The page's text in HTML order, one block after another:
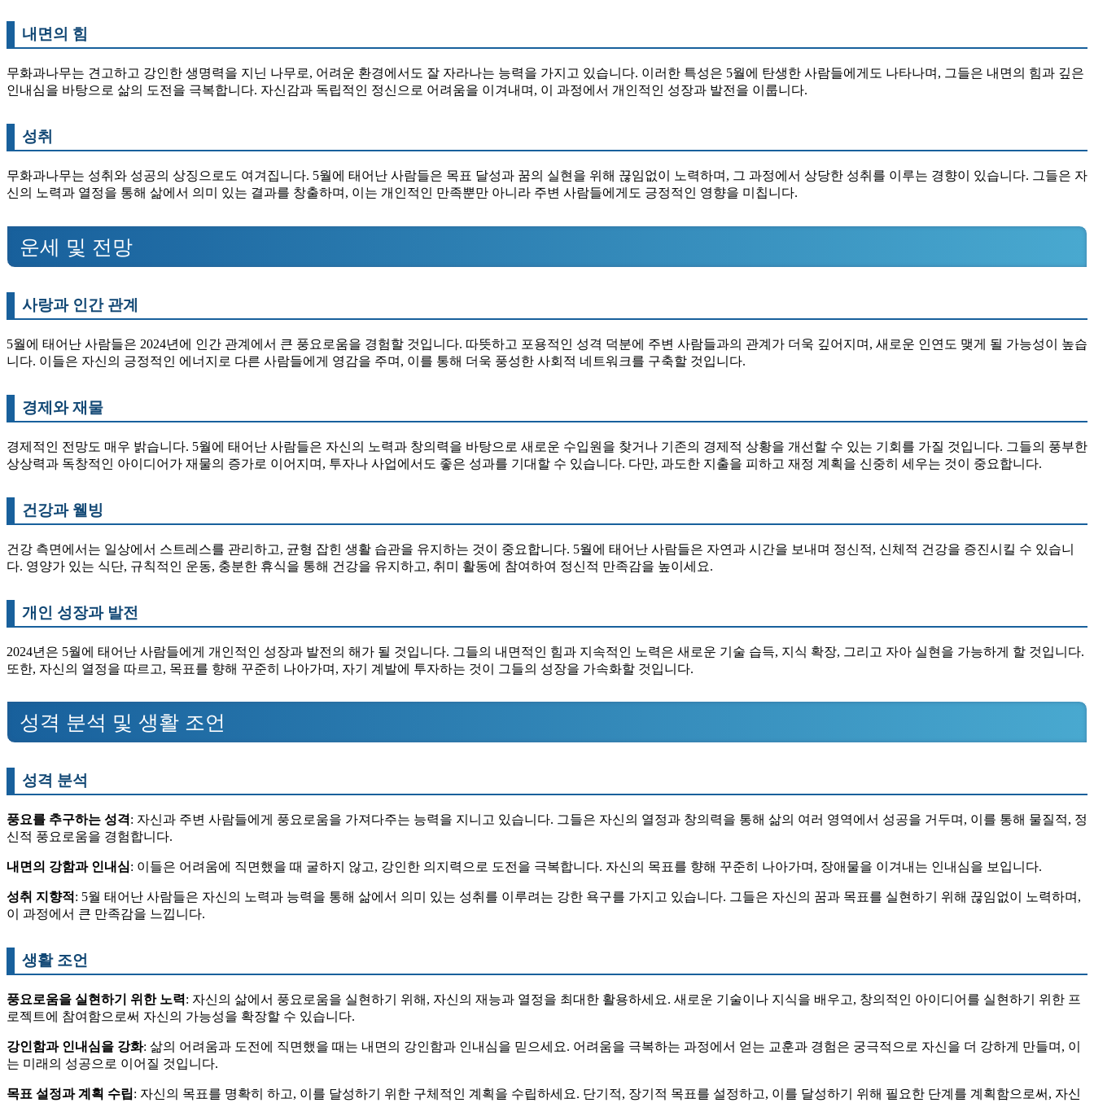
내면의 힘
무화과나무는 견고하고 강인한 생명력을 지닌 나무로, 어려운 환경에서도 잘 자라나는 능력을 가지고 있습니다. 이러한 특성은 5월에 탄생한 사람들에게도 나타나며, 그들은 내면의 힘과 깊은
인내심을 바탕으로 삶의 도전을 극복합니다. 자신감과 독립적인 정신으로 어려움을 이겨내며, 이 과정에서 개인적인 성장과 발전을 이룹니다.
성취
무화과나무는 성취와 성공의 상징으로도 여겨집니다. 5월에 태어난 사람들은 목표 달성과 꿈의 실현을 위해 끊임없이 노력하며, 그 과정에서 상당한 성취를 이루는 경향이 있습니다. 그들은 자
신의 노력과 열정을 통해 삶에서 의미 있는 결과를 창출하며, 이는 개인적인 만족뿐만 아니라 주변 사람들에게도 긍정적인 영향을 미칩니다.
운세 및 전망
사랑과 인간 관계
5월에 태어난 사람들은 2024년에 인간 관계에서 큰 풍요로움을 경험할 것입니다. 따뜻하고 포용적인 성격 덕분에 주변 사람들과의 관계가 더욱 깊어지며, 새로운 인연도 맺게 될 가능성이 높습
니다. 이들은 자신의 긍정적인 에너지로 다른 사람들에게 영감을 주며, 이를 통해 더욱 풍성한 사회적 네트워크를 구축할 것입니다.
경제와 재물
경제적인 전망도 매우 밝습니다. 5월에 태어난 사람들은 자신의 노력과 창의력을 바탕으로 새로운 수입원을 찾거나 기존의 경제적 상황을 개선할 수 있는 기회를 가질 것입니다. 그들의 풍부한
상상력과 독창적인 아이디어가 재물의 증가로 이어지며, 투자나 사업에서도 좋은 성과를 기대할 수 있습니다. 다만, 과도한 지출을 피하고 재정 계획을 신중히 세우는 것이 중요합니다.
건강과 웰빙
건강 측면에서는 일상에서 스트레스를 관리하고, 균형 잡힌 생활 습관을 유지하는 것이 중요합니다. 5월에 태어난 사람들은 자연과 시간을 보내며 정신적, 신체적 건강을 증진시킬 수 있습니
다. 영양가 있는 식단, 규칙적인 운동, 충분한 휴식을 통해 건강을 유지하고, 취미 활동에 참여하여 정신적 만족감을 높이세요.
개인 성장과 발전
2024년은 5월에 태어난 사람들에게 개인적인 성장과 발전의 해가 될 것입니다. 그들의 내면적인 힘과 지속적인 노력은 새로운 기술 습득, 지식 확장, 그리고 자아 실현을 가능하게 할 것입니다.
또한, 자신의 열정을 따르고, 목표를 향해 꾸준히 나아가며, 자기 계발에 투자하는 것이 그들의 성장을 가속화할 것입니다.
성격 분석 및 생활 조언
성격 분석
풍요를 추구하는 성격: 자신과 주변 사람들에게 풍요로움을 가져다주는 능력을 지니고 있습니다. 그들은 자신의 열정과 창의력을 통해 삶의 여러 영역에서 성공을 거두며, 이를 통해 물질적, 정
신적 풍요로움을 경험합니다.
내면의 강함과 인내심: 이들은 어려움에 직면했을 때 굴하지 않고, 강인한 의지력으로 도전을 극복합니다. 자신의 목표를 향해 꾸준히 나아가며, 장애물을 이겨내는 인내심을 보입니다.
성취 지향적 : 5월 태어난 사람들은 자신의 노력과 능력을 통해 삶에서 의미 있는 성취를 이루려는 강한 욕구를 가지고 있습니다. 그들은 자신의 꿈과 목표를 실현하기 위해 끊임없이 노력하며,
이 과정에서 큰 만족감을 느낍니다.
생활 조언
풍요로움을 실현하기 위한 노력: 자신의 삶에서 풍요로움을 실현하기 위해, 자신의 재능과 열정을 최대한 활용하세요. 새로운 기술이나 지식을 배우고, 창의적인 아이디어를 실현하기 위한 프
로젝트에 참여함으로써 자신의 가능성을 확장할 수 있습니다.
강인함과 인내심을 강화: 삶의 어려움과 도전에 직면했을 때는 내면의 강인함과 인내심을 믿으세요. 어려움을 극복하는 과정에서 얻는 교훈과 경험은 궁극적으로 자신을 더 강하게 만들며, 이
는 미래의 성공으로 이어질 것입니다.
목표 설정과 계획 수립: 자신의 목표를 명확히 하고, 이를 달성하기 위한 구체적인 계획을 수립하세요. 단기적, 장기적 목표를 설정하고, 이를 달성하기 위해 필요한 단계를 계획함으로써, 자신